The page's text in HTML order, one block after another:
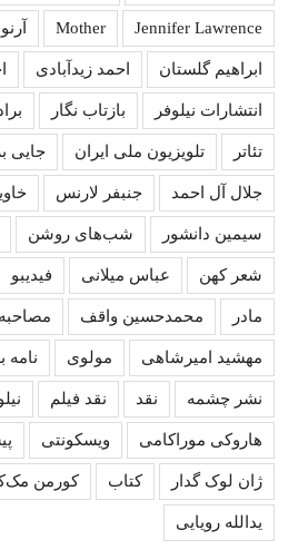
Jennifer Lawrence
Mother
ابراهیم گلستان احمد زیدآبادی
انتشارات نیلوفر بازتاب نگار
تئاتر تلویزیون ملی ایران جایی
جلال آل احمد جنبفر لارنس
سیمین دانشور شب‌های روشن
شعر کهن عباس میلانی فیدیبو
مادر محمدحسین واقف مصاحبه
مهشید امیرشاهی مولوی نامه
نشر چشمه نقد نقد فیلم
هاروکی موراکامی ویسکونتی
ژان لوک گدار کتاب کورمن
یدالله رویایی